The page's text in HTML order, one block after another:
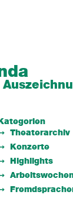
Kategorien
Theaterarchiv
Konzerte
Highlights